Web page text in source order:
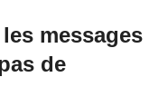
messages
de